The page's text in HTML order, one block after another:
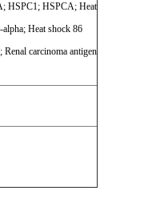
HSPC1; HSPCA; Heat
Heat shock 86
carcinoma antigen